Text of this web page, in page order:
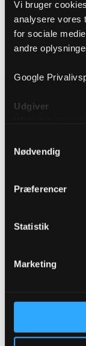
Vi bruger
analysere vores
for sociale
andre
Google
Udgiver
DRIVR
Nødvendig
Præferencer
Statistik
Marketing
Erhverv
Miljøvenlig taxa
Om DRIVR
Facebook